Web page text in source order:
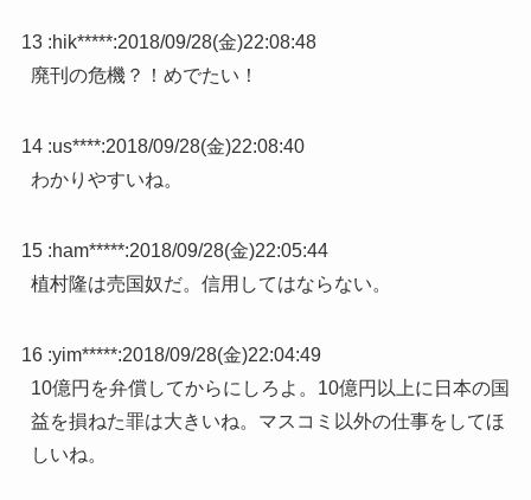
13 :hik*****:2018/09/28(金)22:08:48
廃刊の危機？！めでたい！
14 :us****:2018/09/28(金)22:08:40
わかりやすいね。
15 :ham*****:2018/09/28(金)22:05:44
植村隆は売国奴だ。信用してはならない。
16 :yim*****:2018/09/28(金)22:04:49
10億円を弁償してからにしろよ。10億円以上に日本の国
益を損ねた罪は大きいね。マスコミ以外の仕事をしてほ
しいね。